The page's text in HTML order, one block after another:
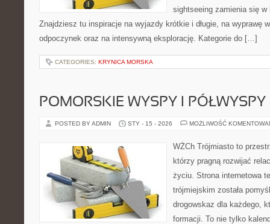
sightseeing zamienia się
Znajdziesz tu inspiracje na wyjazdy krótkie i długie, na wyprawę
odpoczynek oraz na intensywną eksplorację. Kategorie do […]
CATEGORIES: KRYNICA MORSKA
POMORSKIE WYSPY I PÓŁWYSPY
POSTED BY ADMIN STY - 15 - 2026 MOŻLIWOŚĆ
WŻCh Trójmiasto to
którzy pragną rozwijać
życiu. Strona internetowa
trójmiejskim została
drogowskaz dla każdego,
formacji. To nie tylko